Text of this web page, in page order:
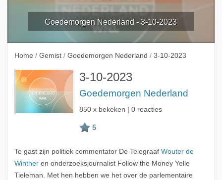
Goedemorgen Nederland - 3-10-2023
Home / Gemist / Goedemorgen Nederland / 3-10-2023
3-10-2023
Goedemorgen Nederland
850 x bekeken | 0 reacties
Te gast zijn politiek commentator De Telegraaf Wouter de
Wintheren onderzoeksjournalist Follow the Money Yelle
Tieleman. Met hen hebben we het over de parlementaire